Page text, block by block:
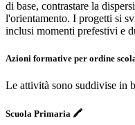
di base, contrastare la
l'orientamento. I progetti si
inclusi momenti prefestivi e
Azioni formative per ordine
Le attività sono suddivise in
Scuola Primaria 🖍️